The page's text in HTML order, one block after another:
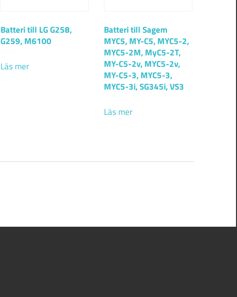
Batteri till LG G258,
G259, M6100
Läs mer
Batteri till Sagem
MYC5, MY-C5, MYC5-2,
MYC5-2M, MyC5-2T,
MY-C5-2v, MYC5-2v,
MY-C5-3, MYC5-3,
MYC5-3i, SG345i, VS3
Läs mer